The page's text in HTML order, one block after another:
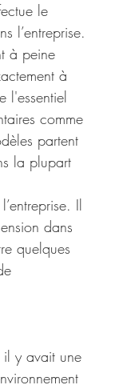
le
l’entreprise.
à peine
à
l'essentiel
comme
partent
la plupart
Il
dans
quelques
il y avait une